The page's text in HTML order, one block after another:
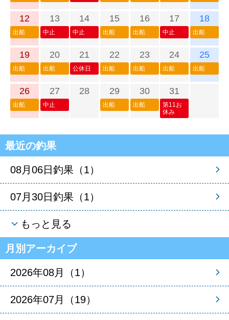
12
出船
13
中止
14
中止
15
出船
16
出船
17
中止
18
出船
19
出船
20
出船
21
公休日
22
出船
23
出船
24
出船
25
出船
26
出船
27
中止
28 29
出船
30
出船
31
第11お
休み
最近の釣果
08月06日釣果（1）
07月30日釣果（1）
もっと見る
月別アーカイブ
2026年08月（1）
2026年07月（19）